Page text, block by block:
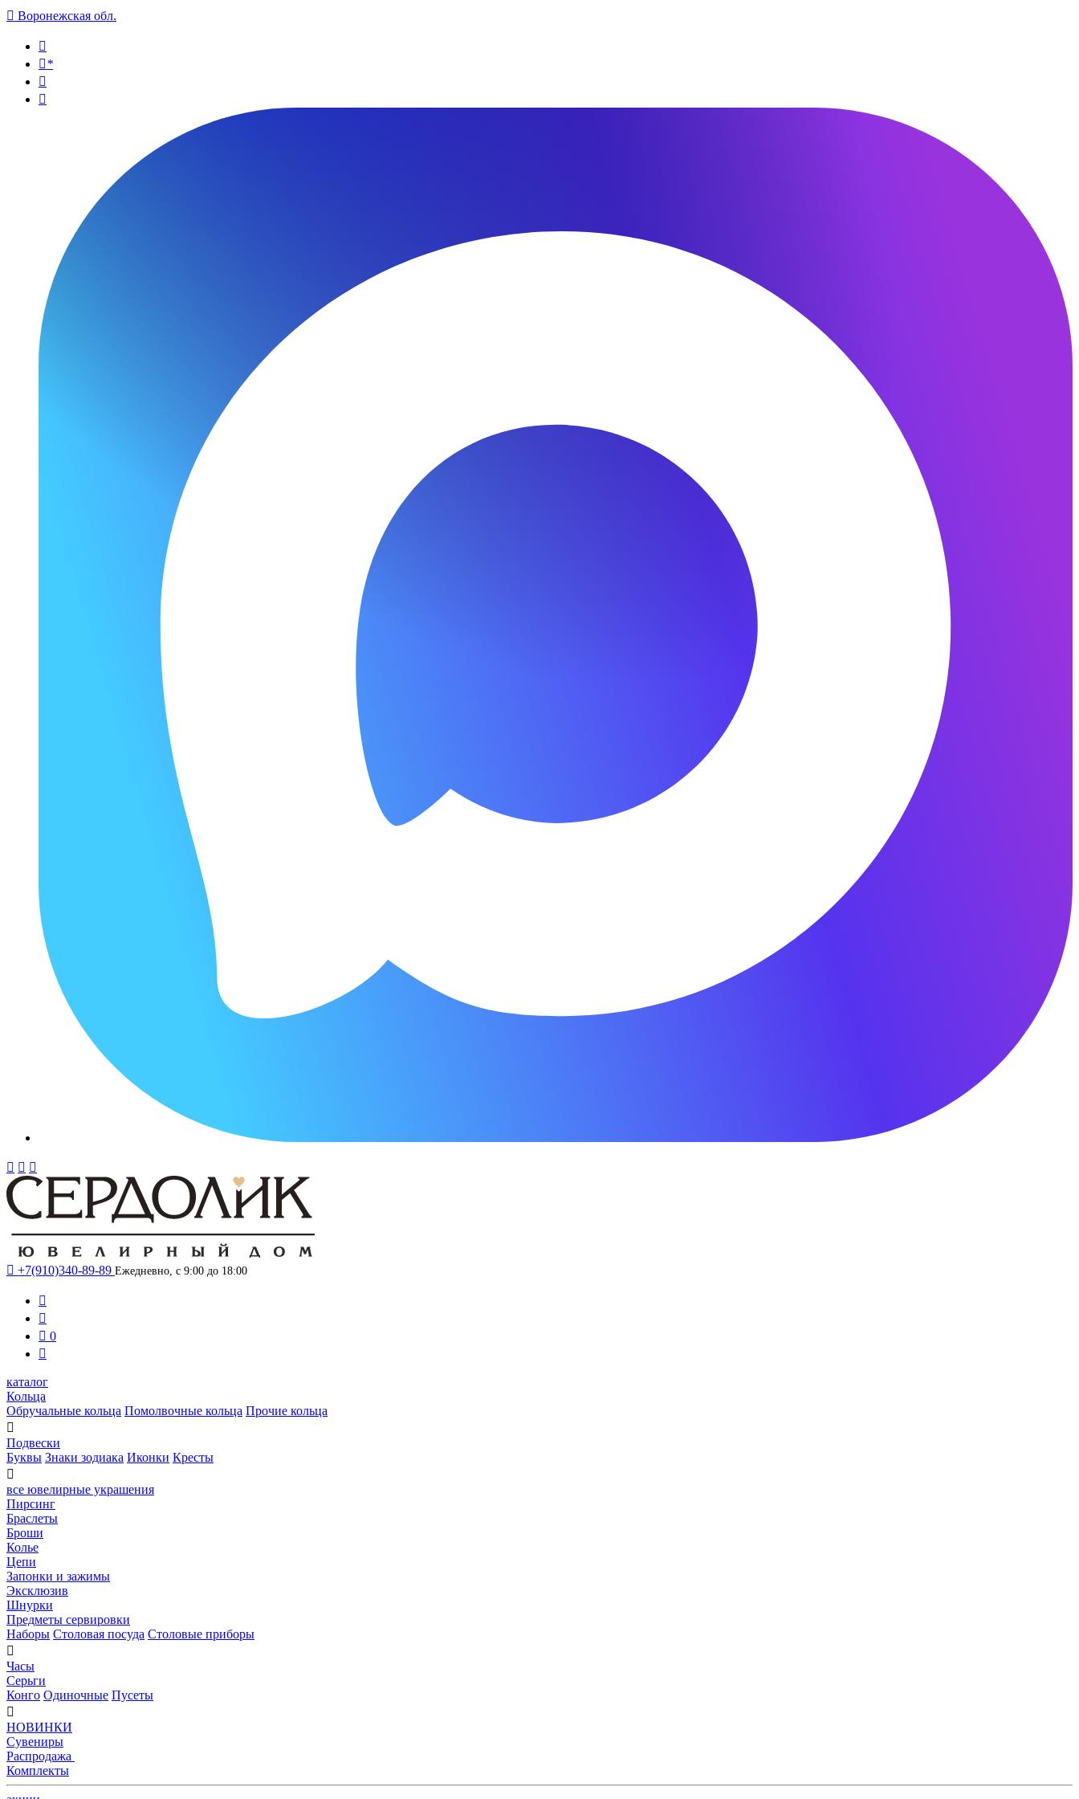
 Воронежская обл.

*


  
 +7(910)340-89-89 Ежедневно, с 9:00 до 18:00


 0

каталог
Кольца
Обручальные кольца Помолвочные кольца Прочие кольца

Подвески
Буквы Знаки зодиака Иконки Кресты

все ювелирные украшения
Пирсинг
Браслеты
Броши
Колье
Цепи
Запонки и зажимы
Эксклюзив
Шнурки
Предметы сервировки
Наборы Столовая посуда Столовые приборы

Часы
Серьги
Конго Одиночные Пусеты

НОВИНКИ
Сувениры
Распродажа
Комплекты